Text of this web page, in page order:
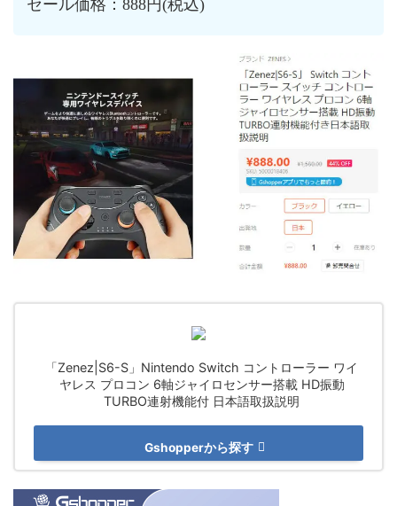
セール価格：888円(税込)
「Zenez|S6-S」Nintendo Switch コントローラー ワイ
ヤレス プロコン 6軸ジャイロセンサー搭載 HD振動
TURBO連射機能付 日本語取扱説明
Gshopperから探す